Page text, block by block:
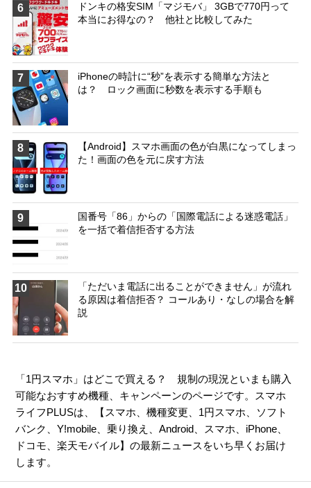
6
ドンキの格安SIM「マジモバ」 3GBで770円って
本当にお得なの？ 他社と比較してみた
7
iPhoneの時計に“秒”を表示する簡単な方法と
は？ ロック画面に秒数を表示する手順も
8
【Android】スマホ画面の色が白黒になってしまっ
た！画面の色を元に戻す方法
9
国番号「86」からの「国際電話による迷惑電話」
を一括で着信拒否する方法
10
「ただいま電話に出ることができません」が流れ
る原因は着信拒否？ コールあり・なしの場合を解
説
「1円スマホ」はどこで買える？ 規制の現況といまも購入
可能なおすすめ機種、キャンペーンのページです。スマホ
ライフPLUSは、【 スマホ 、機種変更 1円スマホ
ソフト
バンク
、Y!mobile 、乗り換え 、Android スマホ iPhone
ドコモ 、楽天モバイル】の最新ニュースをいち早くお届け
します。